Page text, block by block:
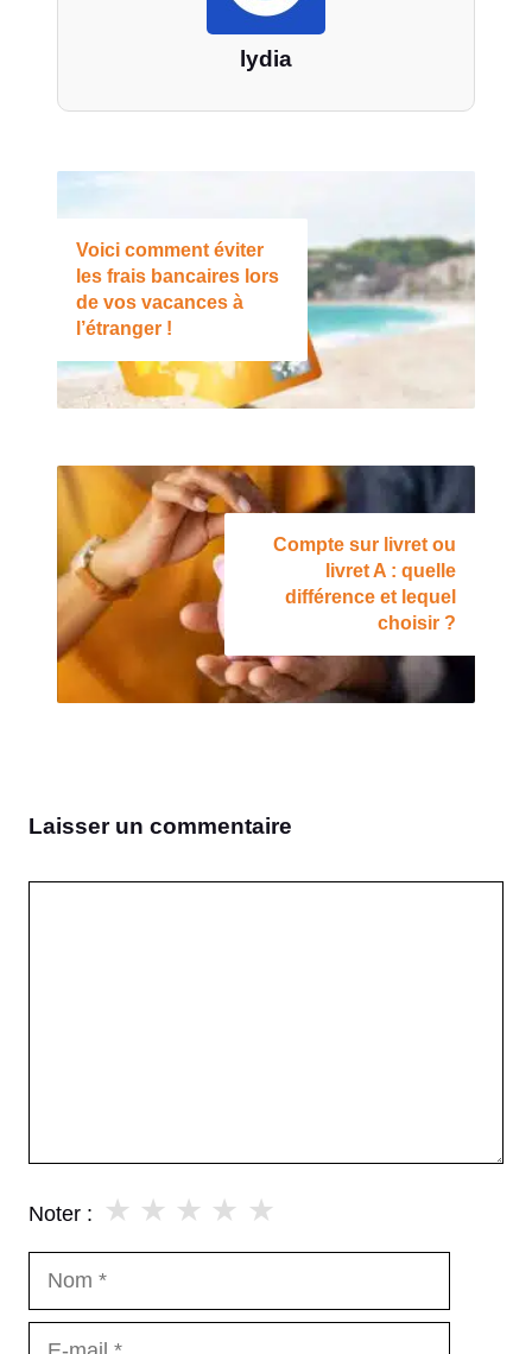
lydia
Voici comment éviter
les frais bancaires lors
de vos vacances à
l’étranger !
Compte sur livret ou
livret A : quelle
différence et lequel
choisir ?
Laisser un commentaire
Noter : ★
★
★
★
★